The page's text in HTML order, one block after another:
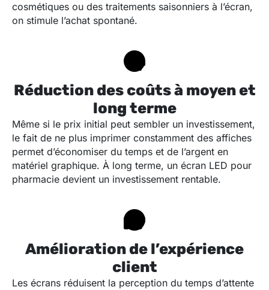
cosmétiques ou des traitements saisonniers à l’écran,
on stimule l’achat spontané.
Réduction des coûts à moyen et
long terme
Même si le prix initial peut sembler un investissement,
le fait de ne plus imprimer constamment des affiches
permet d’économiser du temps et de l’argent en
matériel graphique. À long terme, un écran LED pour
pharmacie devient un investissement rentable.
Amélioration de l’expérience
client
Les écrans réduisent la perception du temps d’attente